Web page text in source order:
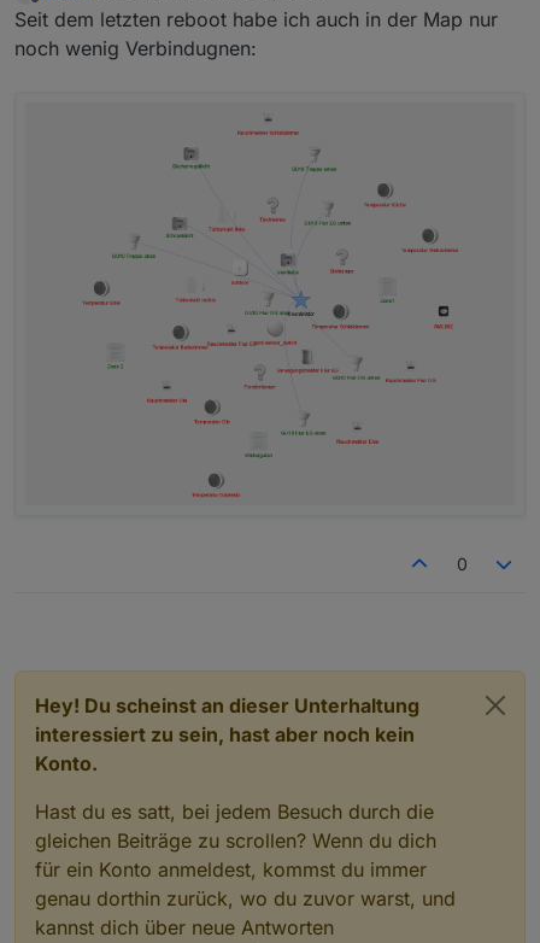
Offline
Seit dem letzten reboot habe ich auch in der Map nur
noch wenig Verbindugnen:
0
Hey! Du scheinst an dieser Unterhaltung
interessiert zu sein, hast aber noch kein
Konto.
Hast du es satt, bei jedem Besuch durch die
gleichen Beiträge zu scrollen? Wenn du dich
für ein Konto anmeldest, kommst du immer
genau dorthin zurück, wo du zuvor warst, und
kannst dich über neue Antworten